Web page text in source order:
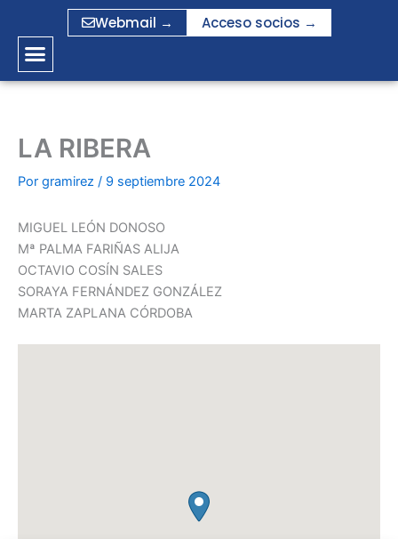
contenido
Webmail → Acceso socios →
LA RIBERA
Por gramirez / 9 septiembre 2024
MIGUEL LEÓN DONOSO
Mª PALMA FARIÑAS ALIJA
OCTAVIO COSÍN SALES
SORAYA FERNÁNDEZ GONZÁLEZ
MARTA ZAPLANA CÓRDOBA